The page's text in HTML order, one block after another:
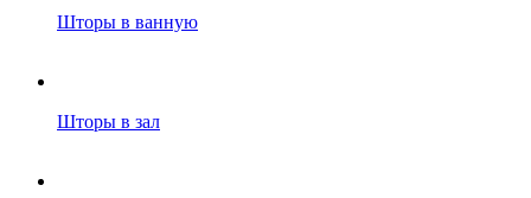
Шторы в ванную
Шторы в зал